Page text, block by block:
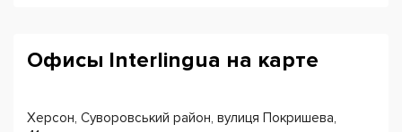
особенности учеников. Педагогический опыт
задачами.
Со своей стороны, ученикиInterlingua
Офисы Interlingua на карте
Херсон, Суворовський район, вулиця Покришева,